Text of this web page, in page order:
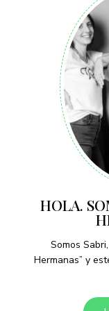
HOLA.
Somos
Hermanas” y